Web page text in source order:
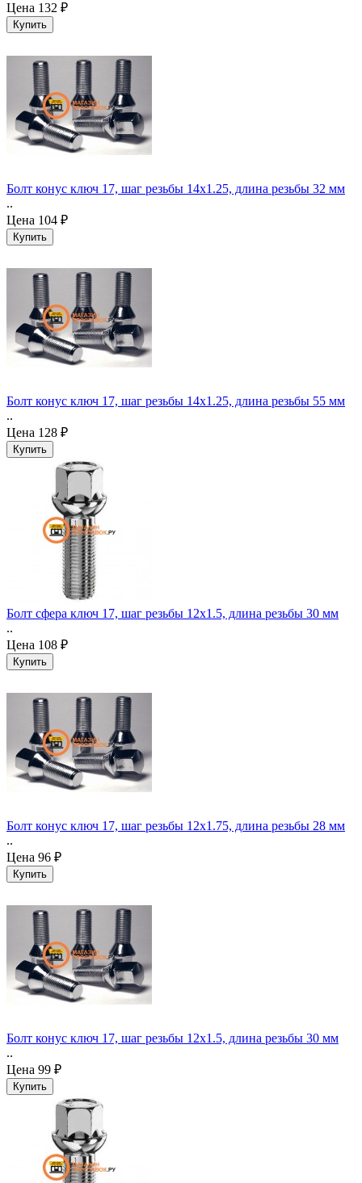
Цена 132 ₽
Болт конус ключ 17, шаг резьбы 14x1.25, длина резьбы 32 мм
..
Цена 104 ₽
Болт конус ключ 17, шаг резьбы 14x1.25, длина резьбы 55 мм
..
Цена 128 ₽
Болт сфера ключ 17, шаг резьбы 12x1.5, длина резьбы 30 мм
..
Цена 108 ₽
Болт конус ключ 17, шаг резьбы 12x1.75, длина резьбы 28 мм
..
Цена 96 ₽
Болт конус ключ 17, шаг резьбы 12x1.5, длина резьбы 30 мм
..
Цена 99 ₽